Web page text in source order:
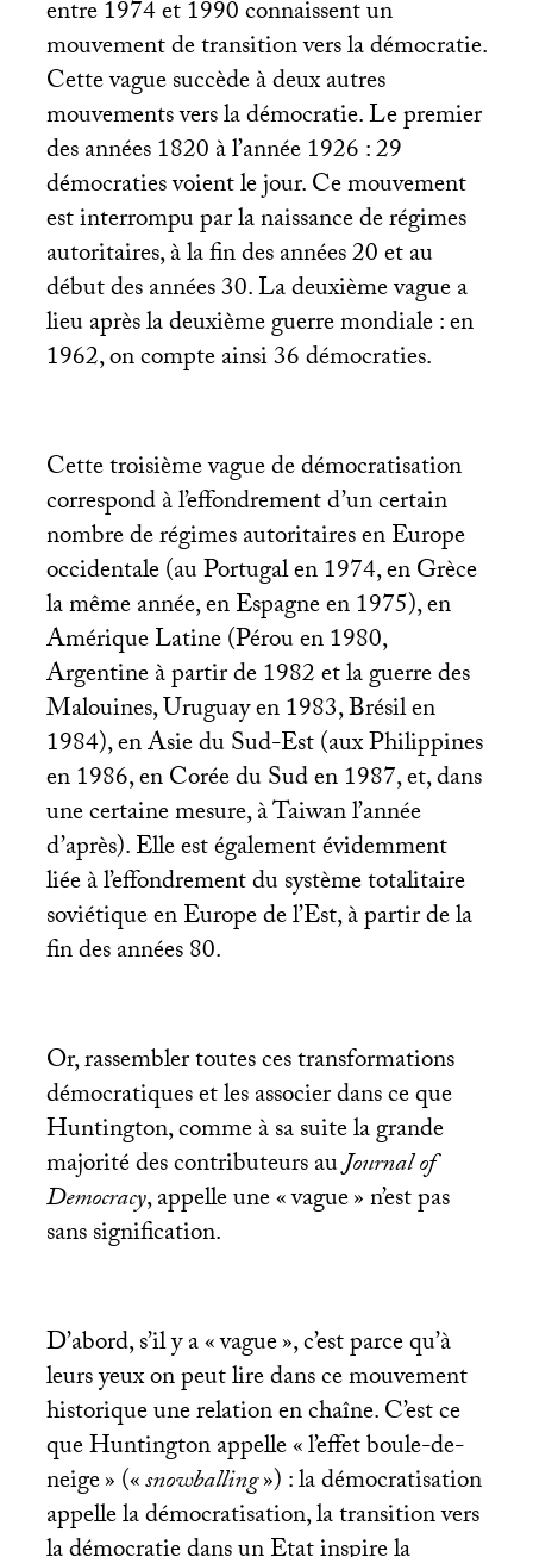
entre 1974 et 1990 connaissent un
mouvement de transition vers la démocratie.
Cette vague succède à deux autres
mouvements vers la démocratie. Le premier
des années 1820 à l’année 1926 : 29
démocraties voient le jour. Ce mouvement
est interrompu par la naissance de régimes
autoritaires, à la fin des années 20 et au
début des années 30. La deuxième vague a
lieu après la deuxième guerre mondiale : en
1962, on compte ainsi 36 démocraties.
Cette troisième vague de démocratisation
correspond à l’effondrement d’un certain
nombre de régimes autoritaires en Europe
occidentale (au Portugal en 1974, en Grèce
la même année, en Espagne en 1975), en
Amérique Latine (Pérou en 1980,
Argentine à partir de 1982 et la guerre des
Malouines, Uruguay en 1983, Brésil en
1984), en Asie du Sud-Est (aux Philippines
en 1986, en Corée du Sud en 1987, et, dans
une certaine mesure, à Taiwan l’année
d’après). Elle est également évidemment
liée à l’effondrement du système totalitaire
soviétique en Europe de l’Est, à partir de la
fin des années 80.
Or, rassembler toutes ces transformations
démocratiques et les associer dans ce que
Huntington, comme à sa suite la grande
majorité des contributeurs auJournal of
Democracy, appelle une «vague» n’est pas
sans signification.
D’abord, s’il y a «vague», c’est parce qu’à
leurs yeux on peut lire dans ce mouvement
historique une relation en chaîne. C’est ce
que Huntington appelle «l’effet boule-de-
neige» («snowballing») : la démocratisation
appelle la démocratisation, la transition vers